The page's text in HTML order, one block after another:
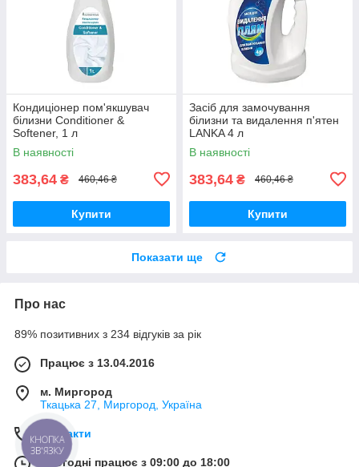
Кондиціонер пом'якшувач
білизни Conditioner &
Softener, 1 л
В наявності
383,64 ₴ 460,46 ₴
Купити
Засіб для замочування
білизни та видалення п'ятен
LANKA 4 л
В наявності
383,64 ₴ 460,46 ₴
Купити
Показати ще
Про нас
89% позитивних з 234 відгуків за рік
Працює з 13.04.2016
м. Миргород
Ткацька 27, Миргород, Україна
Контакти
Сьогодні працює з 09:00 до 18:00
КНОПКА
ЗВ'ЯЗКУ